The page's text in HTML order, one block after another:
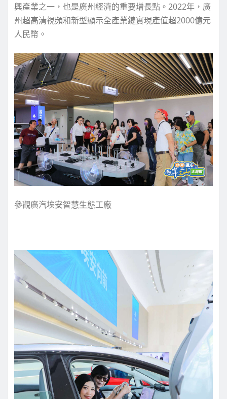
興產業之一，也是廣州經濟的重要增長點。2022年，廣
州超高清視頻和新型顯示全產業鏈實現產值超2000億元
人民幣。
參觀廣汽埃安智慧生態工廠